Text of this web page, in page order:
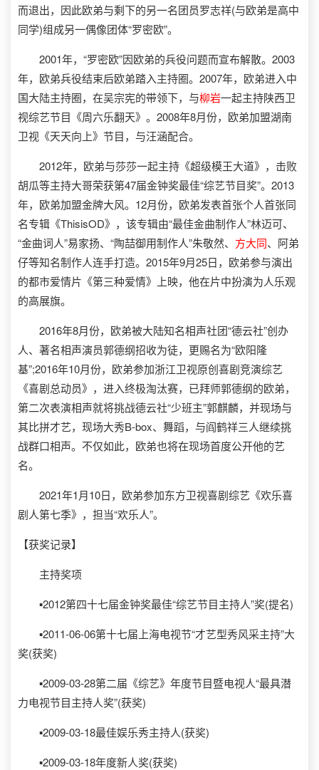
而退出，因此欧弟与剩下的另一名团员罗志祥(与欧弟是高中
同学)组成另一偶像团体“罗密欧”。
2001年，“罗密欧”因欧弟的兵役问题而宣布解散。2003
年，欧弟兵役结束后欧弟踏入主持圈。2007年，欧弟进入中
国大陆主持圈，在吴宗宪的带领下，与柳岩一起主持陕西卫
视综艺节目《周六乐翻天》。2008年8月份，欧弟加盟湖南
卫视《天天向上》节目，与汪涵配合。
2012年，欧弟与莎莎一起主持《超级模王大道》，击败
胡瓜等主持大哥荣获第47届金钟奖最佳“综艺节目奖”。2013
年，欧弟加盟金牌大风。12月份，欧弟发表首张个人首张同
名专辑《ThisisOD》，该专辑由“最佳金曲制作人”林迈可、
“金曲词人”易家扬、“陶喆御用制作人”朱敬然、 方大同、阿弟
仔等知名制作人连手打造。2015年9月25日，欧弟参与演出
的都市爱情片《第三种爱情》上映，他在片中扮演为人乐观
的高展旗。
2016年8月份，欧弟被大陆知名相声社团“德云社”创办
人、著名相声演员郭德纲招收为徒，更赐名为“欧阳隆
基”;2016年10月份，欧弟参加浙江卫视原创喜剧竞演综艺
《喜剧总动员》，进入终极淘汰赛，已拜师郭德纲的欧弟，
第二次表演相声就将挑战德云社“少班主”郭麒麟，并现场与
其比拼才艺，现场大秀B-box、舞蹈，与阎鹤祥三人继续挑
战群口相声。不仅如此，欧弟也将在现场首度公开他的艺
名。
2021年1月10日，欧弟参加东方卫视喜剧综艺《欢乐喜
剧人第七季》，担当“欢乐人”。
【获奖记录】
主持奖项
▪2012第四十七届金钟奖最佳“综艺节目主持人”奖(提名)
▪2011-06-06第十七届上海电视节“才艺型秀风采主持”大
奖(获奖)
▪2009-03-28第二届《综艺》年度节目暨电视人“最具潜
力电视节目主持人奖”(获奖)
▪2009-03-18最佳娱乐秀主持人(获奖)
▪2009-03-18年度新人奖(获奖)